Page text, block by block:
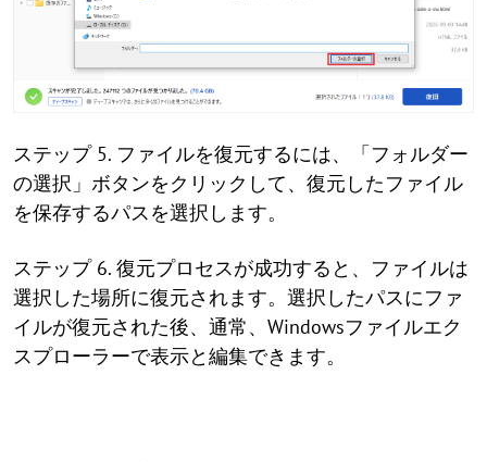
ステップ 5. ファイルを復元するには、「フォルダー
の選択」ボタンをクリックして、復元したファイル
を保存するパスを選択します。
ステップ 6. 復元プロセスが成功すると、ファイルは
選択した場所に復元されます。選択したパスにファ
イルが復元された後、通常、Windowsファイルエク
スプローラーで表示と編集できます。